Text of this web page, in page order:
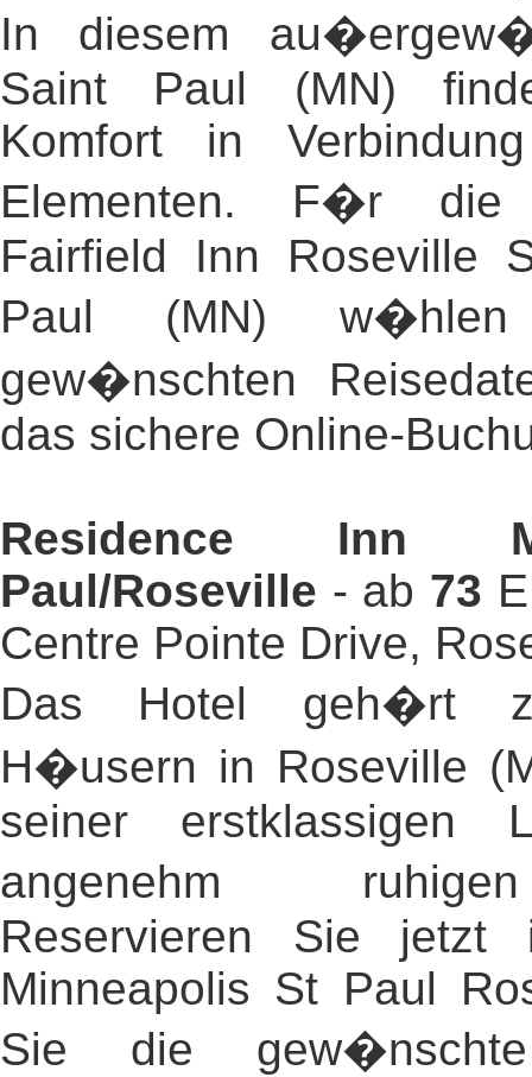
In diesem
Saint Paul (MN)
Komfort in
Elementen. F�r die
Fairfield Inn Roseville
Paul (MN)
gew�nschten
das sichere Online-
Residence Inn
Paul/Roseville - ab 73
Centre Pointe Drive,
Das Hotel geh�rt
H�usern in Roseville
seiner erstklassigen
angenehm
Reservieren Sie jetzt
Minneapolis St Paul
Sie die gew�nschte